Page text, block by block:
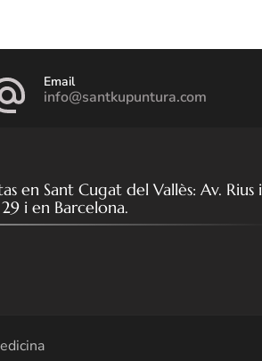
Email
info@santkupuntura.com
en Sant Cugat del Vallès: Av. Rius i
i en Barcelona.